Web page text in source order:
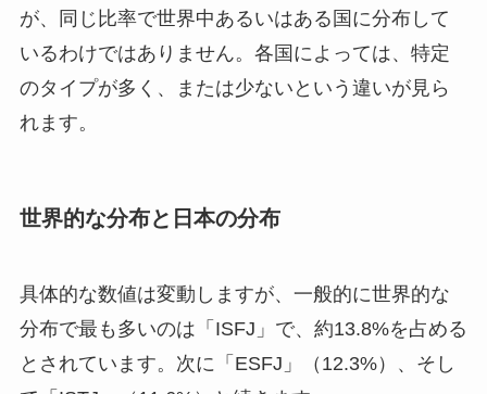
が、同じ比率で世界中あるいはある国に分布して
いるわけではありません。各国によっては、特定
のタイプが多く、または少ないという違いが見ら
れます。
世界的な分布と日本の分布
具体的な数値は変動しますが、一般的に世界的な
分布で最も多いのは「ISFJ」で、約13.8%を占める
とされています。次に「ESFJ」（12.3%）、そし